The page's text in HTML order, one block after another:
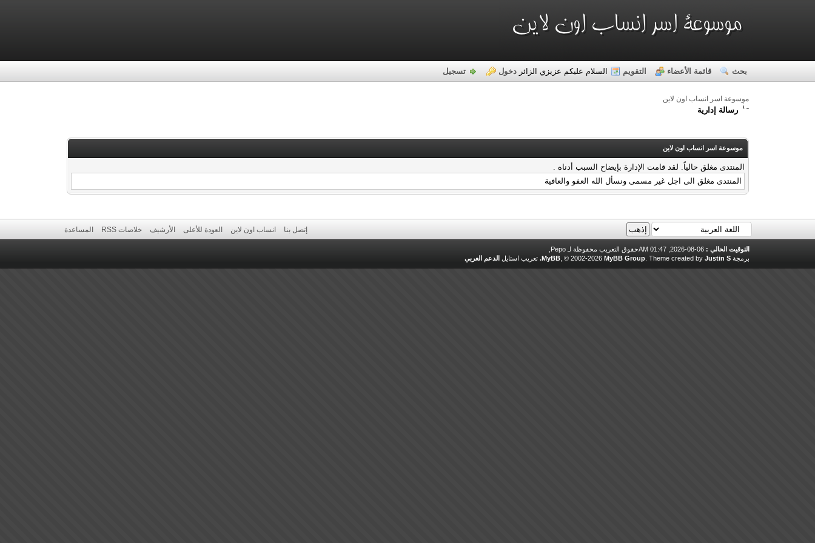
بحث قائمة الأعضاء التقويم السلام عليكم عزيزي الزائر دخول تسجيل
موسوعة اسر انساب اون لاين
رسالة إدارية
موسوعة اسر انساب اون لاين
المنتدى مغلق حالياً. لقد قامت الإدارة بإيضاح السبب أدناه .
المنتدى مغلق الى اجل غير مسمى ونسأل الله العفو والعافية
إتصل بنا انساب اون لاين العودة للأعلى الأرشيف خلاصات RSS المساعدة
التوقيت الحالي :
حقوق التعريب محفوظة لـ Pepo,
برمجة
MyBB , © 2002-2026MyBB Group .Theme created byJustin S. تعريب استايل الدعم العربي